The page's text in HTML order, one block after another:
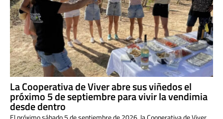
La Cooperativa de Viver abre sus viñedos el
próximo 5 de septiembre para vivir la vendimia
desde dentro